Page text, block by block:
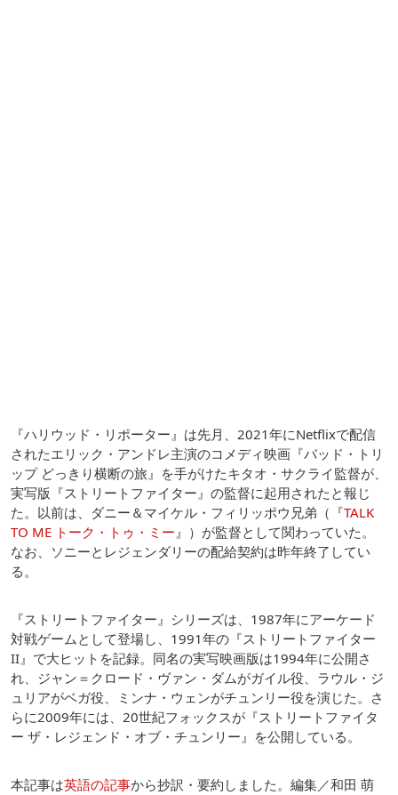
『ハリウッド・リポーター』は先月、2021年にNetflixで配信
されたエリック・アンドレ主演のコメディ映画『バッド・トリ
ップ どっきり横断の旅』を手がけたキタオ・サクライ監督が、
実写版『ストリートファイター』の監督に起用されたと報じ
た。以前は、ダニー＆マイケル・フィリッポウ兄弟（『TALK
TO ME トーク・トゥ・ミー 』）が監督として関わっていた。
なお、ソニーとレジェンダリーの配給契約は昨年終了してい
る。
『ストリートファイター』シリーズは、1987年にアーケード
対戦ゲームとして登場し、1991年の『ストリートファイター
II』で大ヒットを記録。同名の実写映画版は1994年に公開さ
れ、ジャン＝クロード・ヴァン・ダムがガイル役、ラウル・ジ
ュリアがベガ役、ミンナ・ウェンがチュンリー役を演じた。さ
らに2009年には、20世紀フォックスが『ストリートファイタ
ー ザ・レジェンド・オブ・チュンリー』を公開している。
本記事は英語の記事から抄訳・要約しました。編集／和田 萌